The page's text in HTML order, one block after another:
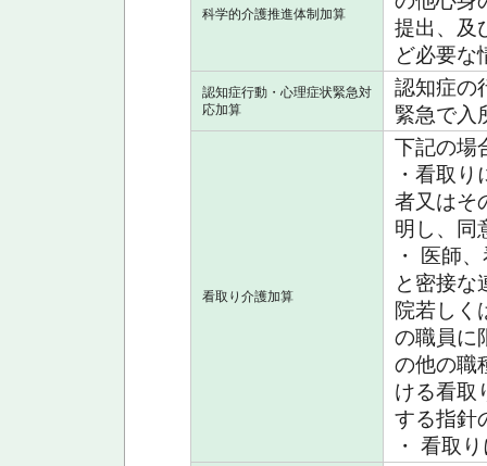
科学的介護推進体制加算
提出、及
ど必要な
認知症行動・心理症状緊急対
応加算
認知症の
緊急で入
看取り介護加算
下記の場
・看取
者又はそ
明し、同
・ 医師
と密接な
院若しく
の職員に
の他の職
ける看取
する指針
・ 看取